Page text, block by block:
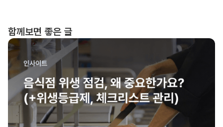
함께보면 좋은 글